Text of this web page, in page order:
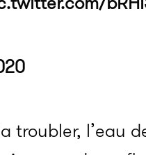
troubler, l’eau